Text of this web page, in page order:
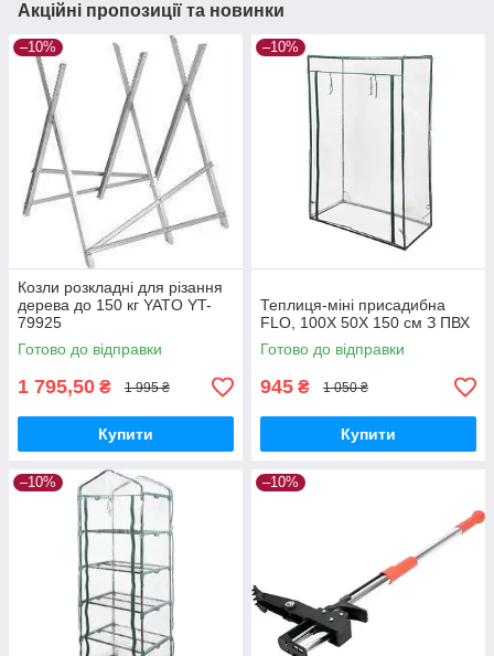
Акційні пропозиції та новинки
–10%
Козли розкладні для різання
дерева до 150 кг YATO YT-
79925
Готово до відправки
1 795,50 ₴ 1 995 ₴
Купити
–10%
Теплиця-міні присадибна
FLO, 100Х 50Х 150 см З ПВХ
Готово до відправки
945 ₴ 1 050 ₴
Купити
–10% –10%